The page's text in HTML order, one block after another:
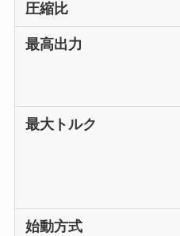
圧縮比
最高出力
最大トルク
始動方式